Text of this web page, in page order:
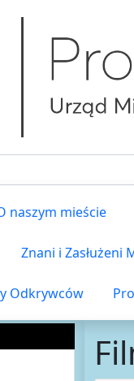
naszym mieście
Znani i Zasłużeni
Odkrywców